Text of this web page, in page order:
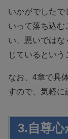
いかがでした
いって落ち込む
い、悪いではな
じているという
なお、4章で具
すので、気軽に
3.自尊